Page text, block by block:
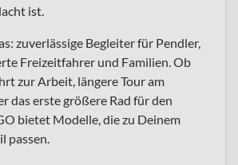
ist.
zuverlässige Begleiter für Pendler,
Freizeitfahrer und Familien. Ob
zur Arbeit, längere Tour am
das erste größere Rad für den
bietet Modelle, die zu Deinem
passen.